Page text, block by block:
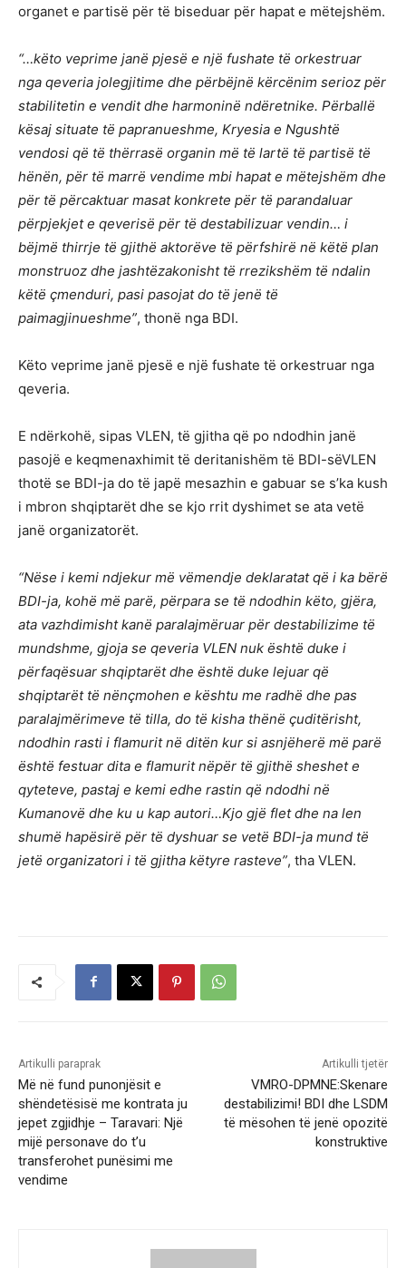
organet e partisë për të biseduar për hapat e mëtejshëm.
“…këto veprime janë pjesë e një fushate të orkestruar
nga qeveria jolegjitime dhe përbëjnë kërcënim serioz për
stabilitetin e vendit dhe harmoninë ndëretnike. Përballë
kësaj situate të papranueshme, Kryesia e Ngushtë
vendosi që të thërrasë organin më të lartë të partisë të
hënën, për të marrë vendime mbi hapat e mëtejshëm dhe
për të përcaktuar masat konkrete për të parandaluar
përpjekjet e qeverisë për të destabilizuar vendin… i
bëjmë thirrje të gjithë aktorëve të përfshirë në këtë plan
monstruoz dhe jashtëzakonisht të rrezikshëm të ndalin
këtë çmenduri, pasi pasojat do të jenë të
paimagjinueshme”, thonë nga BDI.
Këto veprime janë pjesë e një fushate të orkestruar nga
qeveria.
E ndërkohë, sipas VLEN, të gjitha që po ndodhin janë
pasojë e keqmenaxhimit të deritanishëm të BDI-sëVLEN
thotë se BDI-ja do të japë mesazhin e gabuar se s’ka kush
i mbron shqiptarët dhe se kjo rrit dyshimet se ata vetë
janë organizatorët.
“Nëse i kemi ndjekur më vëmendje deklaratat që i ka bërë
BDI-ja, kohë më parë, përpara se të ndodhin këto, gjëra,
ata vazhdimisht kanë paralajmëruar për destabilizime të
mundshme, gjoja se qeveria VLEN nuk është duke i
përfaqësuar shqiptarët dhe është duke lejuar që
shqiptarët të nënçmohen e kështu me radhë dhe pas
paralajmërimeve të tilla, do të kisha thënë çuditërisht,
ndodhin rasti i flamurit në ditën kur si asnjëherë më parë
është festuar dita e flamurit nëpër të gjithë sheshet e
qyteteve, pastaj e kemi edhe rastin që ndodhi në
Kumanovë dhe ku u kap autori…Kjo gjë flet dhe na len
shumë hapësirë për të dyshuar se vetë BDI-ja mund të
jetë organizatori i të gjitha këtyre rasteve”, tha VLEN.
Artikulli paraprak
Më në fund punonjësit e
shëndetësisë me kontrata ju
jepet zgjidhje – Taravari: Një
mijë personave do t’u
transferohet punësimi me
vendime
Artikulli tjetër
VMRO-DPMNE:Skenare
destabilizimi! BDI dhe LSDM
të mësohen të jenë opozitë
konstruktive